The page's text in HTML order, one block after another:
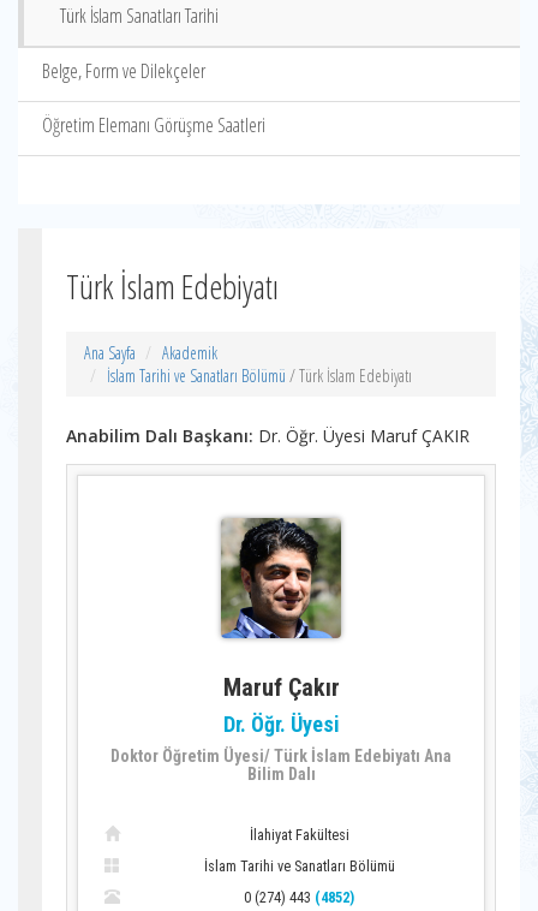
Türk İslam Sanatları Tarihi
Belge, Form ve Dilekçeler
Öğretim Elemanı Görüşme Saatleri
Türk İslam Edebiyatı
Ana Sayfa
Akademik
İslam Tarihi ve Sanatları Bölümü / Türk İslam Edebiyatı
Anabilim Dalı Başkanı: Dr. Öğr. Üyesi Maruf ÇAKIR
Maruf Çakır
Dr. Öğr. Üyesi
Doktor Öğretim Üyesi/ Türk İslam Edebiyatı Ana
Bilim Dalı
İlahiyat Fakültesi
İslam Tarihi ve Sanatları Bölümü
0 (274) 443 (4852)